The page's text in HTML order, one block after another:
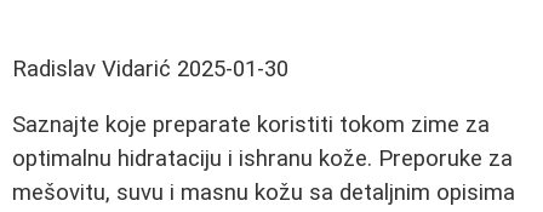
Radislav Vidarić 2025-01-30
Saznajte koje preparate koristiti tokom zime za
optimalnu hidrataciju i ishranu kože. Preporuke za
mešovitu, suvu i masnu kožu sa detaljnim opisima